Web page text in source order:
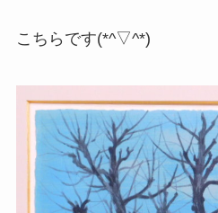
こちらです(*^▽^*)